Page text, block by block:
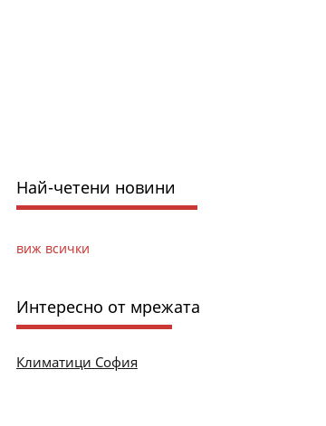
Най-четени новини
виж всички
Интересно от мрежата
Климатици София